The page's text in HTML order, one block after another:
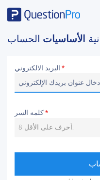
الأساسيات الحساب
البريد الالكتروني *
كلمه السر*